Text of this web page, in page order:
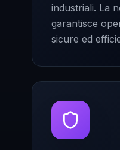
industriali. La
garantisce
sicure ed